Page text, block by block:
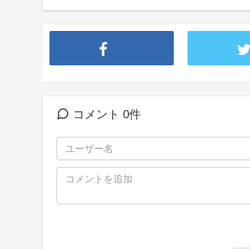
コメント 0件